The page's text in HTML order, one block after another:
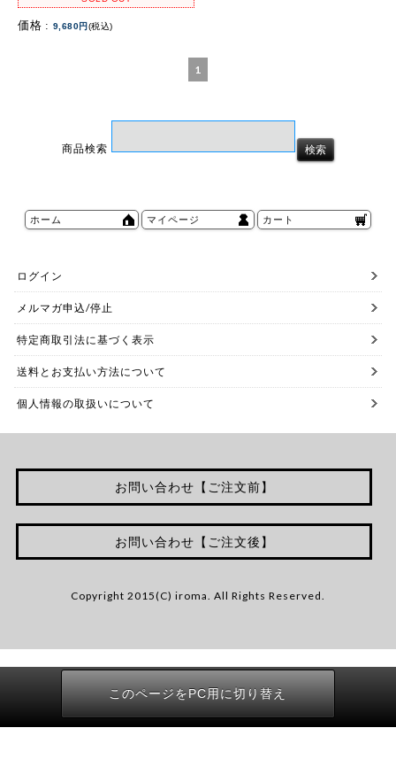
価格 : 9,680円(税込)
1
商品検索
ホーム マイページ カート
ログイン
メルマガ申込/停止
特定商取引法に基づく表示
送料とお支払い方法について
個人情報の取扱いについて
お問い合わせ【ご注文前】
お問い合わせ【ご注文後】
Copyright 2015(C) iroma. All Rights Reserved.
このページをPC用に切り替え